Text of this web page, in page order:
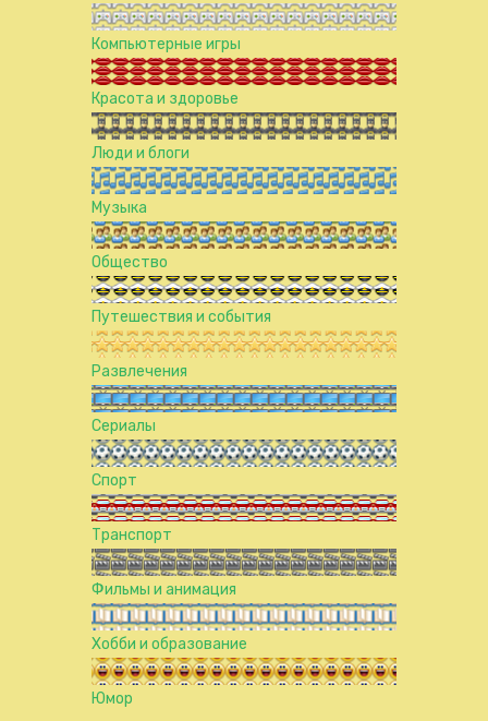
Компьютерные игры
Красота и здоровье
Люди и блоги
Музыка
Общество
Путешествия и события
Развлечения
Сериалы
Спорт
Транспорт
Фильмы и анимация
Хобби и образование
Юмор